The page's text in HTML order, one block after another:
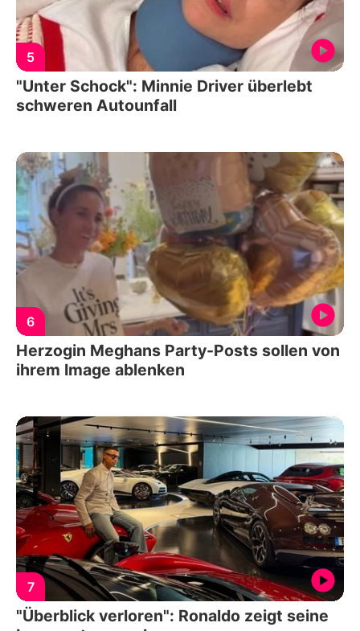
5
"Unter Schock": Minnie Driver überlebt
schweren Autounfall
6
Herzogin Meghans Party-Posts sollen von
ihrem Image ablenken
7
"Überblick verloren": Ronaldo zeigt seine